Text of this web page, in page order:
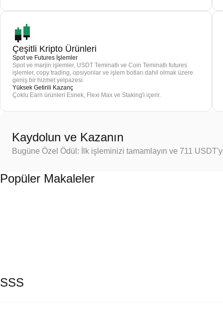
Çeşitli Kripto Ürünleri
Spot ve Futures İşlemler
Spot ve marjin işlemler, USDT Teminatlı ve Coin Teminatlı futures
işlemler, copy trading, opsiyonlar ve işlem botları dahil olmak üzere
geniş bir hizmet yelpazesi.
Yüksek Getirili Kazanç
Çoklu Earn ürünleri Esnek, Flexi Max ve Staking'i içerir.
Kaydolun ve Kazanın
Bugüne Özel Ödül: İlk işleminizi tamamlayın ve 711
Popüler Makaleler
SSS